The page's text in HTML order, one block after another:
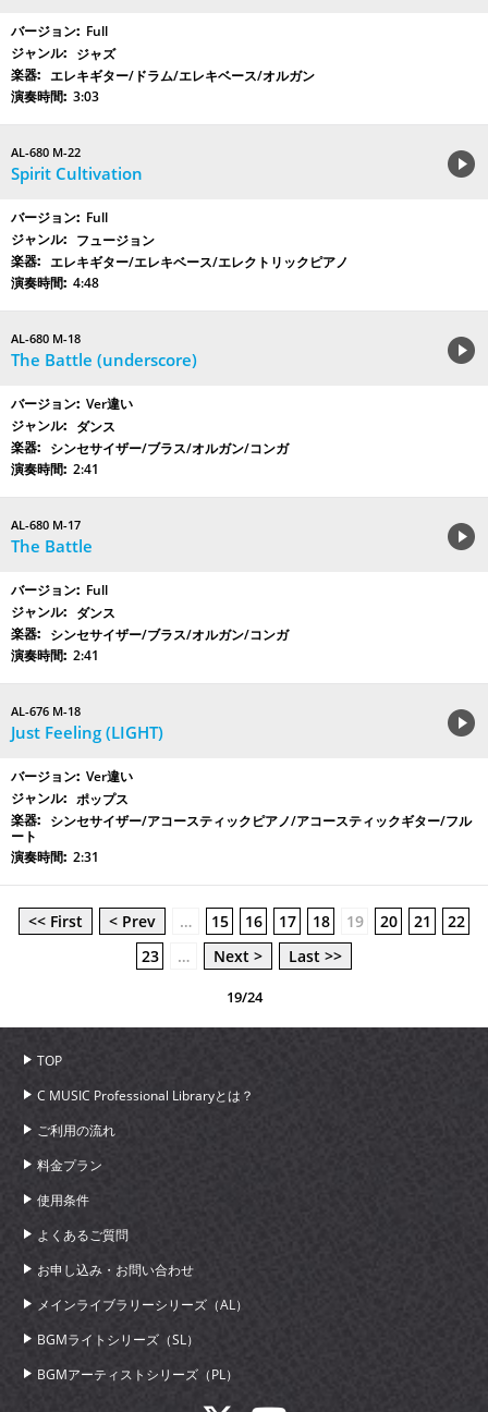
Full
ジャズ
エレキギター/ドラム/エレキベース/オルガン
3:03
AL-680 M-22
Spirit Cultivation
Full
フュージョン
エレキギター/エレキベース/エレクトリックピアノ
4:48
AL-680 M-18
The Battle (underscore)
Ver違い
ダンス
シンセサイザー/ブラス/オルガン/コンガ
2:41
AL-680 M-17
The Battle
Full
ダンス
シンセサイザー/ブラス/オルガン/コンガ
2:41
AL-676 M-18
Just Feeling (LIGHT)
Ver違い
ポップス
シンセサイザー/アコースティックピアノ/アコースティックギター/フル
ート
2:31
<< First < Prev … 15 16 17 18 19 20 21
22
23
… Next > Last >>
19/24
TOP
C MUSIC Professional Libraryとは？
ご利用の流れ
料金プラン
使用条件
よくあるご質問
お申し込み・お問い合わせ
メインライブラリーシリーズ（AL）
BGMライトシリーズ（SL）
BGMアーティストシリーズ（PL）